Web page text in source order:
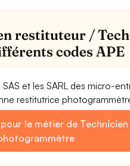
restituteur /
codes APE
et les SARL des micro-
restitutrice
le métier de